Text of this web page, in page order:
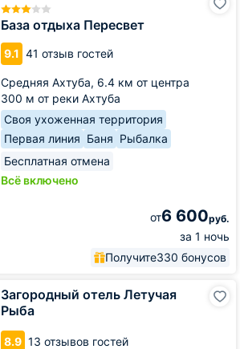
База отдыха Пересвет
9.1 41 отзыв гостей
Средняя Ахтуба, 6.4 км от центра
300 м от реки Ахтуба
Своя ухоженная территория
Первая линия Баня Рыбалка
Бесплатная отмена
Всё включено
от6 600руб.
за 1 ночь
Получите330 бонусов
Загородный отель Летучая
Рыба
8.9 13 отзывов гостей